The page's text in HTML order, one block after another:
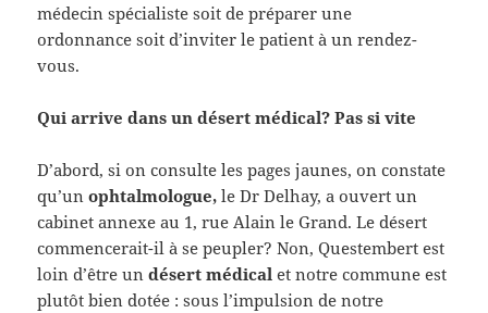
médecin spécialiste soit de préparer une
ordonnance soit d’inviter le patient à un rendez-
vous.
Qui arrive dans un désert médical? Pas si vite
D’abord, si on consulte les pages jaunes, on constate
qu’unophtalmologue, le Dr Delhay, a ouvert un
cabinet annexe au 1, rue Alain le Grand. Le désert
commencerait-il à se peupler? Non, Questembert est
loin d’être undésert médicalet notre commune est
plutôt bien dotée : sous l’impulsion de notre